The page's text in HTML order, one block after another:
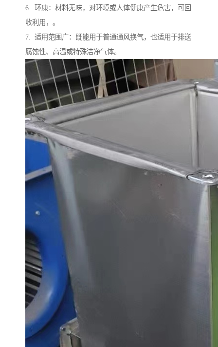
6. 环康：材料无味，对环境或人体健康产生危害，可回
收利用，。
7. 适用范围广：既能用于普通通风换气，也适用于排送
腐蚀性、高温或特殊洁净气体。